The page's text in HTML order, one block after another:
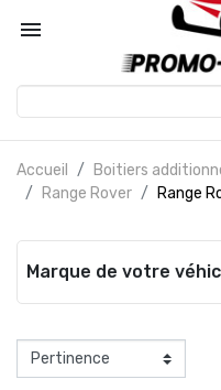

Accueil Boitiers
Range Rover
Range
Marque de votre